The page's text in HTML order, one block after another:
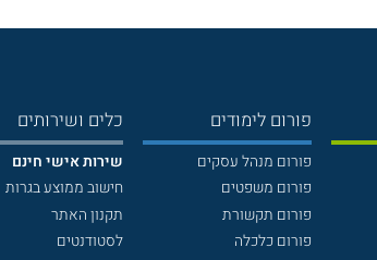
פורום לימודים
פורום מנהל עסקים
פורום משפטים
פורום תקשורת
פורום כלכלה
כלים ושירותים
שירות אישי חינם
חישוב ממוצע בגרות
תקנון האתר
לסטודנטים